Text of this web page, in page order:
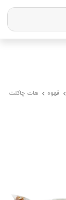
قهوه هات چاکلت